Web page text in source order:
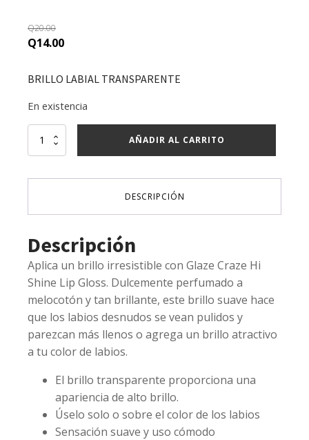
Q20.00
Original
was:
Q14.00Current
is:
BRILLO LABIAL TRANSPARENTE
En existencia
GLAZE
GLOSS
cantidad
AÑADIR AL CARRITO
DESCRIPCIÓN
Descripción
Aplica un brillo irresistible con Glaze Craze Hi
Shine Lip Gloss. Dulcemente perfumado a
melocotón y tan brillante, este brillo suave hace
que los labios desnudos se vean pulidos y
parezcan más llenos o agrega un brillo atractivo
a tu color de labios.
El brillo transparente proporciona una
apariencia de alto brillo.
Úselo solo o sobre el color de los labios
Sensación suave y uso cómodo